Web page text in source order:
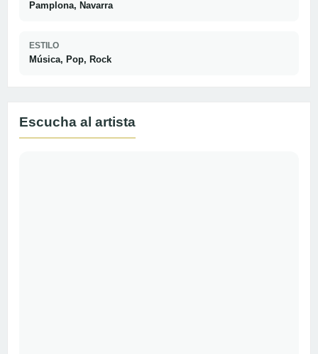
Pamplona, Navarra
ESTILO
Música, Pop, Rock
Escucha al artista